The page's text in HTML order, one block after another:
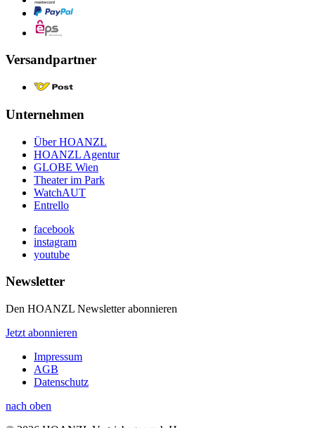
Versandpartner
Unternehmen
Über HOANZL
HOANZL Agentur
GLOBE Wien
Theater im Park
WatchAUT
Entrello
facebook
instagram
youtube
Newsletter
Den HOANZL Newsletter abonnieren
Jetzt abonnieren
Impressum
AGB
Datenschutz
nach oben